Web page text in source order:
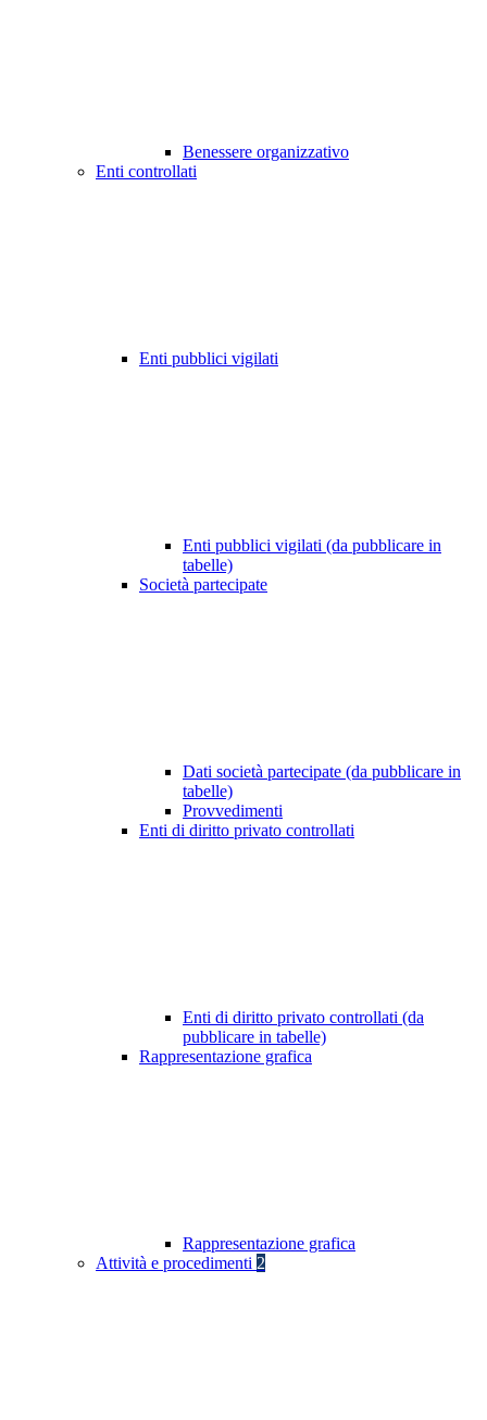
Benessere organizzativo
Enti controllati
Enti pubblici vigilati
Enti pubblici vigilati (da pubblicare in
tabelle)
Società partecipate
Dati società partecipate (da pubblicare in
tabelle)
Provvedimenti
Enti di diritto privato controllati
Enti di diritto privato controllati (da
pubblicare in tabelle)
Rappresentazione grafica
Rappresentazione grafica
Attività e procedimenti 2